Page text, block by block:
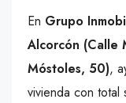
En Grupo
Alcorcón (Calle
Móstoles, 50),
vivienda con